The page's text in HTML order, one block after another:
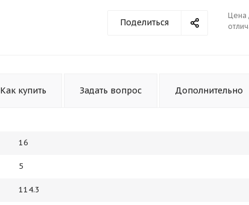
Поделиться
Цена
Как купить Задать вопрос Дополнительно
16
5
114.3